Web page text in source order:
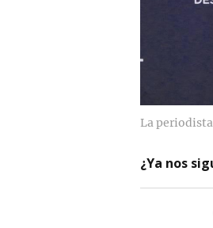
La
¿Ya nos